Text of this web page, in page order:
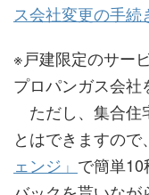
ス会社変更の手続
※戸建限定のサー
プロパンガス会社
ただし、集合住
とはできますので、
ェンジ」 で簡単